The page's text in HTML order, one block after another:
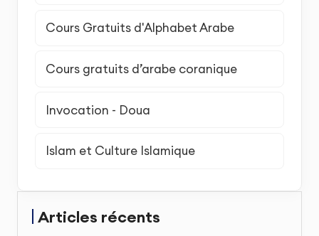
Cours Gratuits d'Alphabet Arabe
Cours gratuits d’arabe coranique
Invocation - Doua
Islam et Culture Islamique
Articles récents